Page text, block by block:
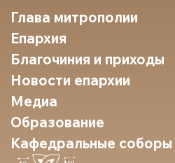
Глава митрополии
Епархия
Благочиния и приходы
Новости епархии
Медиа
Образование
Кафедральные соборы